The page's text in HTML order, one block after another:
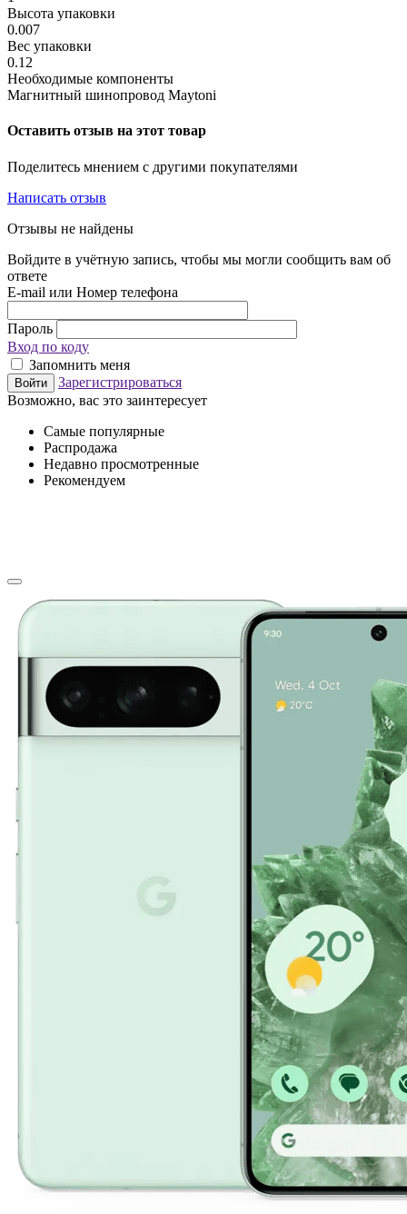
Высота упаковки
0.007
Вес упаковки
0.12
Необходимые компоненты
Магнитный шинопровод Maytoni
Оставить отзыв на этот товар
Поделитесь мнением с другими покупателями
Написать отзыв
Отзывы не найдены
Войдите в учётную запись, чтобы мы могли сообщить вам об
ответе
E-mail или Номер телефона
Пароль
Вход по коду
Запомнить меня
Войти
Зарегистрироваться
Возможно, вас это заинтересует
Самые популярные
Распродажа
Недавно просмотренные
Рекомендуем